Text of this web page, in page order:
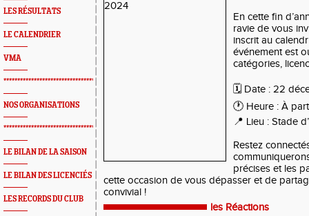
LES RÉSULTATS
LE CALENDRIER
VMA
*************************************************
NOS ORGANISATIONS
*************************************************
LE BILAN DE LA SAISON
LE BILAN DES LICENCIÉS
LES RECORDS DU CLUB
En cette fin
ravie de vous
inscrit au
événement est
catégories,
🗓 Date : 22
🕐 Heure : À
📍 Lieu : Stade
Restez
précises et les
cette occasion de vous dépasser et de
convivial !
les Réactions